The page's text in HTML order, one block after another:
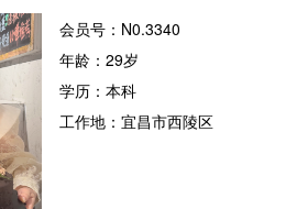
会员号：N0.3340
年龄：29岁
学历：本科
工作地：宜昌市西陵区